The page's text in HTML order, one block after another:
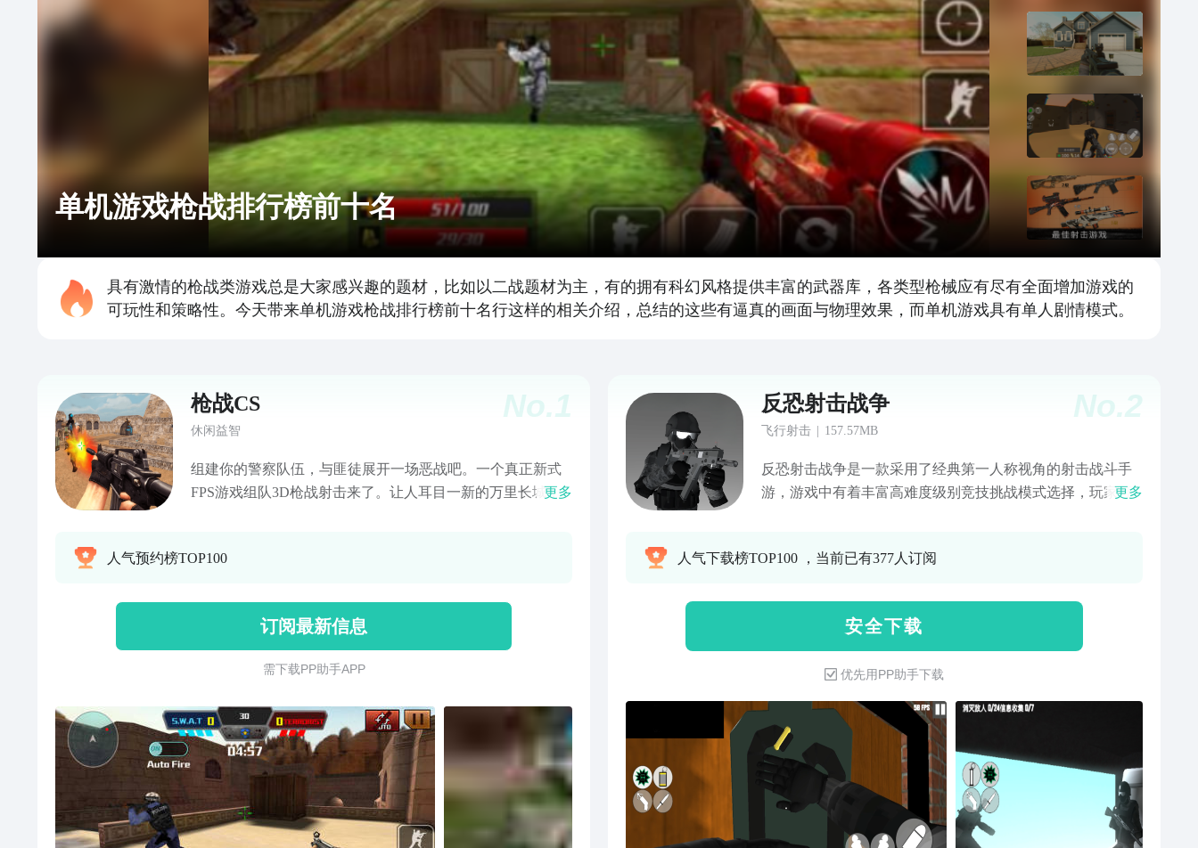
单机游戏枪战排行榜前十名
具有激情的枪战类游戏总是大家感兴趣的题材，比如以二战题材为主，有的拥有科幻风格提供丰富的武器库，各类型枪械应有尽有全面增加游戏的
可玩性和策略性。今天带来单机游戏枪战排行榜前十名行这样的相关介绍，总结的这些有逼真的画面与物理效果，而单机游戏具有单人剧情模式。
No.1
枪战CS
休闲益智
组建你的警察队伍，与匪徒展开一场恶战吧。一个真正新式
FPS游戏组队3D枪战射击来了。让人耳目一新的万里长城，
选择。游戏包含在线网络对战和单机模式射击，随意尽情选
为一名突击队员，你需要勇于面对激烈的敌人。拿起你的武
器装备，带上你的队员，摧毁敌人，完成任务。你可以在线
与世界各地的玩家展开一场激烈的殊死搏斗竞争。你敢接受
挑战吗？立即加入我们的组队射击中来吧，开始战斗！游戏
式，您可以随时开始战争，无需网络。4，团队与你的同志在
线（真人）和离线（AI）的战斗。5，挑战无尽的模式，获得
大量的资源和分数。6，多武器选择，从狙击步枪，突击步
枪，猎枪到超级英雄武器！沙漠鹰，，AK-47，Mp5，M3，
XM1014，GS3G1，手，RPG（火箭筒）。7，精美图片，多
地图：灰尘墙，迷宫。8，操作简单，触屏全屏操作，控制灵
更多
人气预约榜TOP100
订阅最新信息
需 下 载 P P 助 手 A P P
No.2
反恐射击战争
飞行射击 157.57MB
反恐射击战争是一款采用了经典第一人称视角的射击战斗手
游，游戏中有着丰富高难度级别竞技挑战模式选择，玩家可
然不同畅快对抗享受。
更多
人气下载榜TOP100 ，当前已有377人订阅
安 全 下 载
优先用PP助手下载